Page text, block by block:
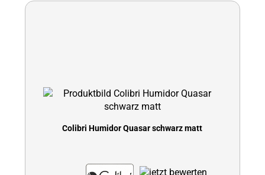
Colibri Humidor Quasar schwarz matt